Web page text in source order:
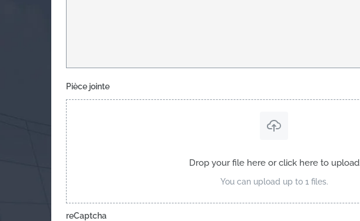
Pièce jointe
Drop your file here or click here to upload
You can upload up to 1 files.
reCaptcha